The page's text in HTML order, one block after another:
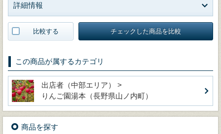
詳細情報
比較する チェックした商品を比較
この商品が属するカテゴリ
出店者（中部エリア） >
りんご園湯本（長野県山ノ内町）
商品を探す